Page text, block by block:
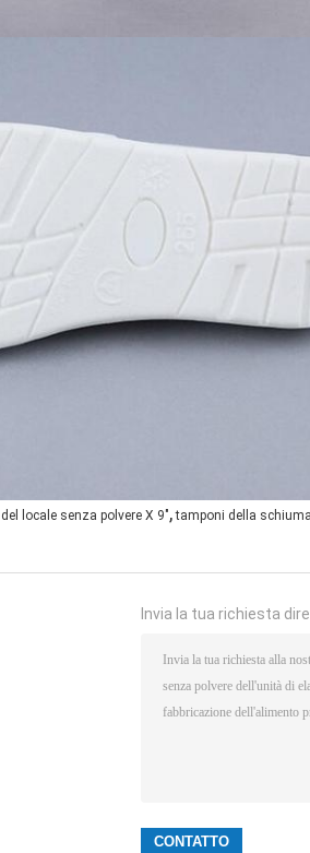
locale senza polvere X 9", tamponi della
Invia la tua richiesta